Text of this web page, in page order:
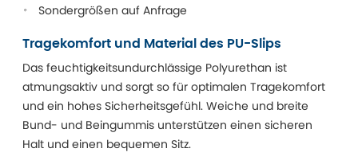
Sondergrößen auf Anfrage
Tragekomfort und Material des PU-Slips
Das feuchtigkeitsundurchlässige Polyurethan ist
atmungsaktiv und sorgt so für optimalen Tragekomfort
und ein hohes Sicherheitsgefühl. Weiche und breite
Bund- und Beingummis unterstützen einen sicheren
Halt und einen bequemen Sitz.